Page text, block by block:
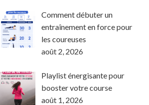
Comment débuter un
entraînement en force pour
les coureuses
août 2, 2026
Playlist énergisante pour
booster votre course
août 1, 2026